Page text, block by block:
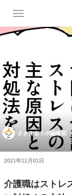
ささえるラボ編集部
2021年11月01日
介護職はストレ